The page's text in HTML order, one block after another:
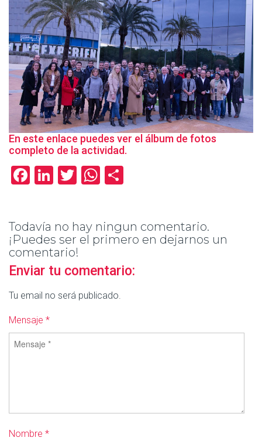
En este enlace puedes ver el álbum de fotos
completo de la actividad.
Facebook
LinkedIn
TwitterWhatsApp
Todavía no hay ningun comentario.
¡Puedes ser el primero en dejarnos un
comentario!
Enviar tu comentario:
Tu email no será publicado.
Mensaje *
Nombre *